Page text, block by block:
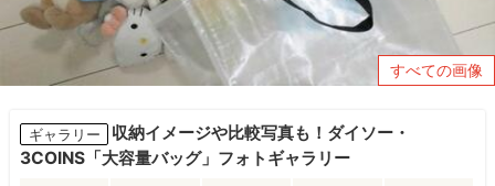
すべての画像
ギャラリー
収納イメージや比較写真も！ダイソー・
3COINS「大容量バッグ」フォトギャラリー